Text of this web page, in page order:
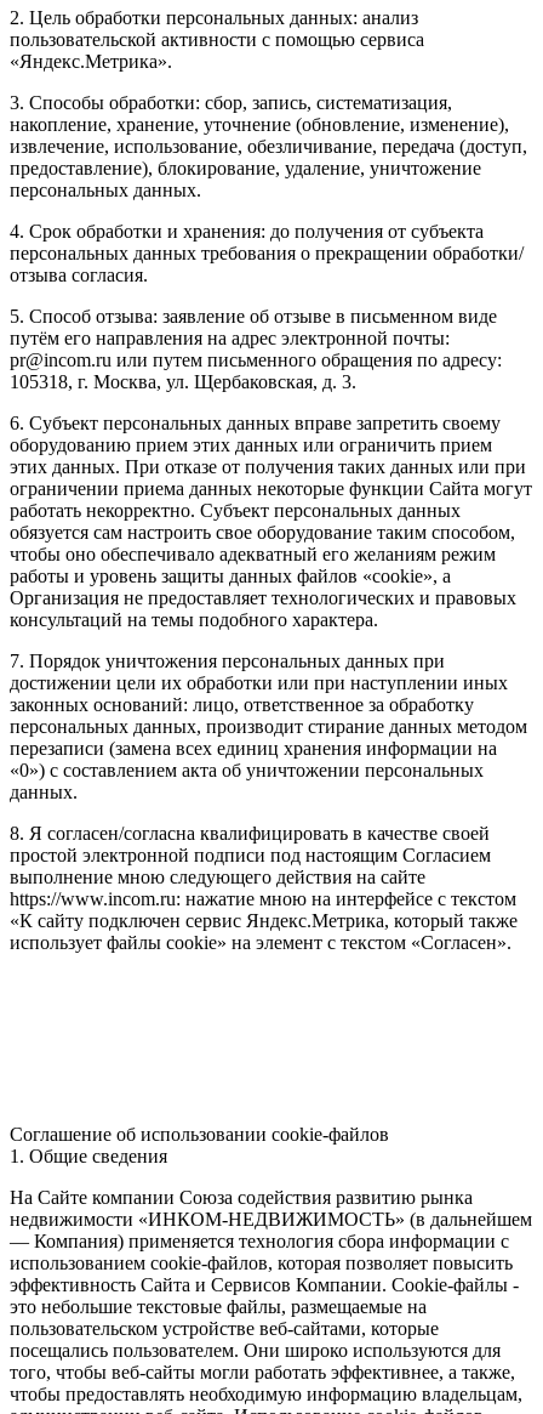
2. Цель обработки персональных данных: анализ
пользовательской активности с помощью сервиса
«Яндекс.Метрика».
3. Способы обработки: сбор, запись, систематизация,
накопление, хранение, уточнение (обновление, изменение),
извлечение, использование, обезличивание, передача (доступ,
предоставление), блокирование, удаление, уничтожение
персональных данных.
4. Срок обработки и хранения: до получения от субъекта
персональных данных требования о прекращении обработки/
отзыва согласия.
5. Способ отзыва: заявление об отзыве в письменном виде
путём его направления на адрес электронной почты:
pr@incom.ru или путем письменного обращения по адресу:
105318, г. Москва, ул. Щербаковская, д. 3.
6. Субъект персональных данных вправе запретить своему
оборудованию прием этих данных или ограничить прием
этих данных. При отказе от получения таких данных или при
ограничении приема данных некоторые функции Сайта могут
работать некорректно. Субъект персональных данных
обязуется сам настроить свое оборудование таким способом,
чтобы оно обеспечивало адекватный его желаниям режим
работы и уровень защиты данных файлов «cookie», а
Организация не предоставляет технологических и правовых
консультаций на темы подобного характера.
7. Порядок уничтожения персональных данных при
достижении цели их обработки или при наступлении иных
законных оснований: лицо, ответственное за обработку
персональных данных, производит стирание данных методом
перезаписи (замена всех единиц хранения информации на
«0») с составлением акта об уничтожении персональных
данных.
8. Я согласен/согласна квалифицировать в качестве своей
простой электронной подписи под настоящим Согласием
выполнение мною следующего действия на сайте
https://www.incom.ru: нажатие мною на интерфейсе с текстом
«К сайту подключен сервис Яндекс.Метрика, который также
использует файлы cookie» на элемент с текстом «Согласен».
Соглашение об использовании cookie-файлов
1. Общие сведения
На Сайте компании Союза содействия развитию рынка
недвижимости «ИНКОМ-НЕДВИЖИМОСТЬ» (в дальнейшем
— Компания) применяется технология сбора информации с
использованием cookie-файлов, которая позволяет повысить
эффективность Сайта и Сервисов Компании. Сookie-файлы -
это небольшие текстовые файлы, размещаемые на
пользовательском устройстве веб-сайтами, которые
посещались пользователем. Они широко используются для
того, чтобы веб-сайты могли работать эффективнее, а также,
чтобы предоставлять необходимую информацию владельцам,